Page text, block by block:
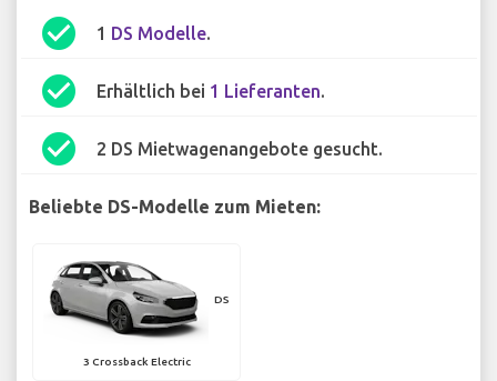
check_circle 1 DS Modelle.
check_circle Erhältlich bei 1 Lieferanten.
check_circle 2 DS Mietwagenangebote gesucht.
Beliebte DS-Modelle zum Mieten:
DS
3 Crossback Electric